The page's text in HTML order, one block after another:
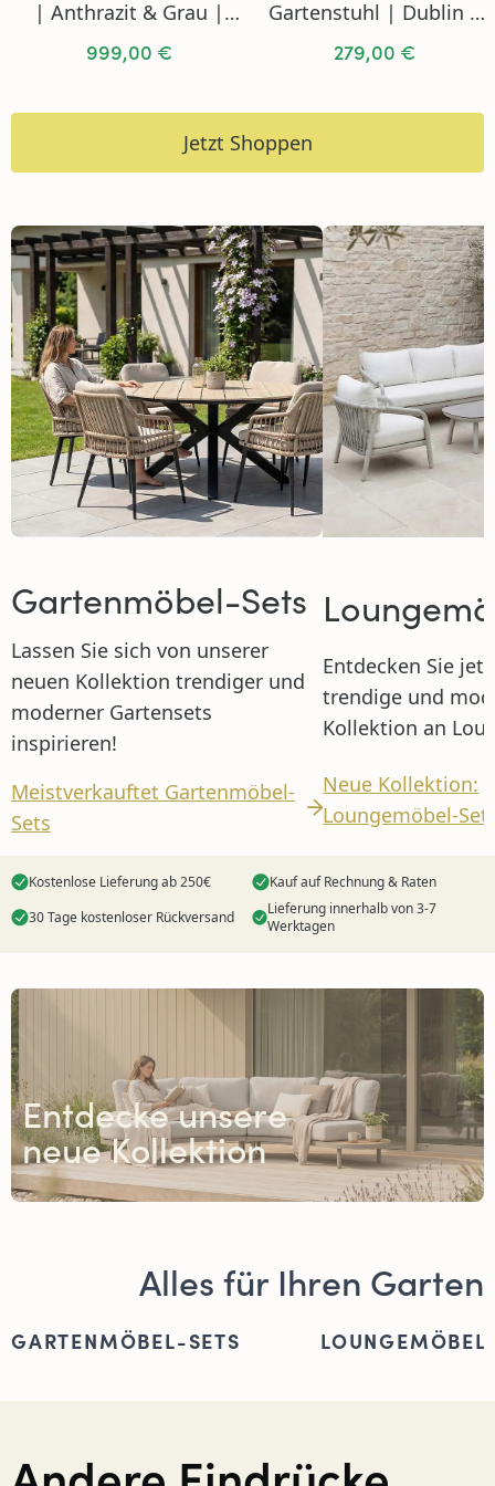
Jetzt Shoppen
| Anthrazit & Grau |
Akazienholz und
999,00 €
Gartenstuhl | Dublin |
Mystic Grau | Rattan
279,00 €
Gartenmöbel-Sets
Lassen Sie sich von unserer
neuen Kollektion trendiger und
moderner Gartensets
inspirieren!
Meistverkauftet Gartenmöbel-
Sets
Entdecken Sie
trendige und
Kollektion an
Neue Kollektion:
Loungemöbel-
Kostenlose Lieferung ab 250€
Kauf auf Rechnung & Raten
30 Tage kostenloser Rückversand
Lieferung innerhalb von 3-7
Werktagen
Entdecke unsere
neue Kollektion
Alles für Ihren Garten
GARTENMÖBEL-SETS LOUNGEMÖBEL